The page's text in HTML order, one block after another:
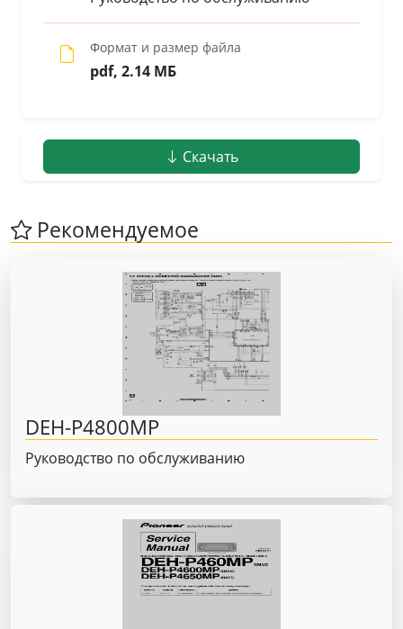
Формат и размер файла
pdf, 2.14 МБ
Скачать
Рекомендуемое
DEH-P4800MP
Руководство по обслуживанию